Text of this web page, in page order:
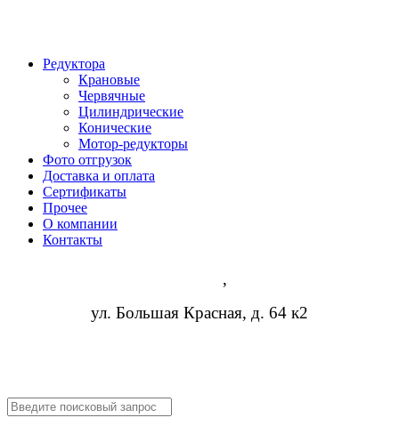
Редуктора
Крановые
Червячные
Цилиндрические
Конические
Мотор-редукторы
Фото отгрузок
Доставка и оплата
Сертификаты
Прочее
О компании
Контакты
,
ул. Большая Красная, д. 64 к2